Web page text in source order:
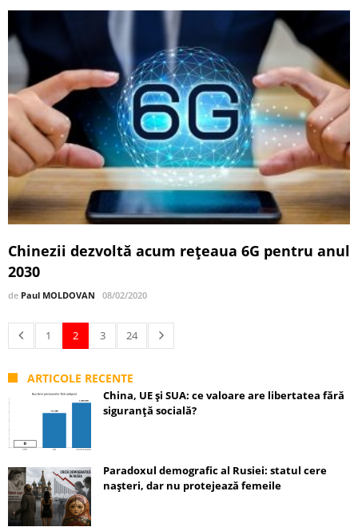
Chinezii dezvoltă acum rețeaua 6G pentru anul
2030
de Paul MOLDOVAN 08/02/2020
1 2 3 24
ARTICOLE RECENTE
China, UE și SUA: ce valoare are libertatea fără
siguranță socială?
Paradoxul demografic al Rusiei: statul cere
nașteri, dar nu protejează femeile